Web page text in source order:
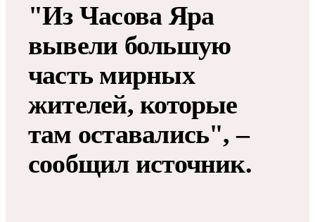
"Из Часова Яра
вывели большую
часть мирных
жителей, которые
там оставались", –
сообщил источник.